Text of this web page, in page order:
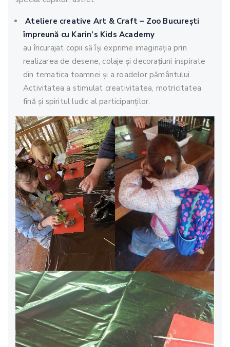
Ateliere creative Art & Craft – Zoo București
împreună cu Karin’s Kids Academy
au încurajat copii să își exprime imaginația prin
realizarea de desene, colaje și decorațiuni inspirate
din tematica toamnei și a roadelor pământului.
Activitatea a stimulat creativitatea, motricitatea
fină și spiritul ludic al participanților.